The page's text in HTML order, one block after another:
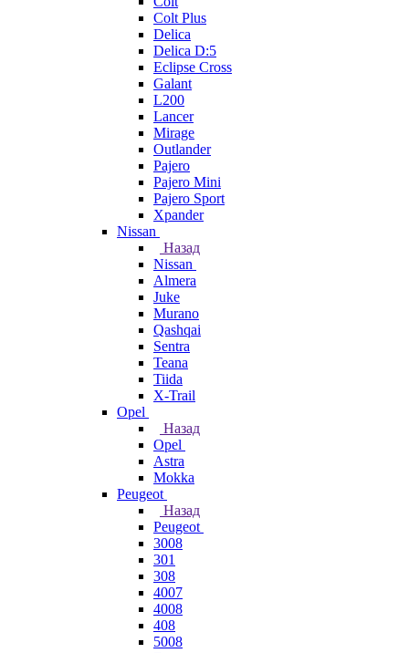
Colt Plus
Delica
Delica D:5
Eclipse Cross
Galant
L200
Lancer
Mirage
Outlander
Pajero
Pajero Mini
Pajero Sport
Xpander
Nissan
Назад
Nissan
Almera
Juke
Murano
Qashqai
Sentra
Teana
Tiida
X-Trail
Opel
Назад
Opel
Astra
Mokka
Peugeot
Назад
Peugeot
3008
301
308
4007
4008
408
5008